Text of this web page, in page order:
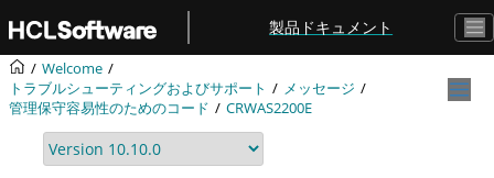
メインコンテンツにジャンプ
製品ドキュメント
Welcome
トラブルシューティングおよびサポート
メッセージ
管理保守容易性のためのコード
CRWAS2200E